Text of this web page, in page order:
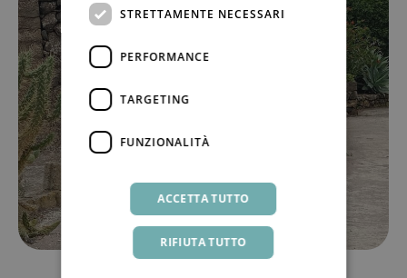
STRETTAMENTE NECESSARI
PERFORMANCE
TARGETING
FUNZIONALITÀ
ACCETTA TUTTO
RIFIUTA TUTTO